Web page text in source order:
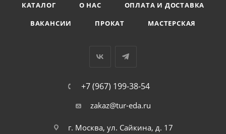
КАТАЛОГ О НАС
ОПЛАТА И ДОСТАВКА
ВАКАНСИИ
ПРОКАТ МАСТЕРСКАЯ
+7 (967) 199-38-54
zakaz@tur-eda.ru
г. Москва, ул. Сайкина, д. 17